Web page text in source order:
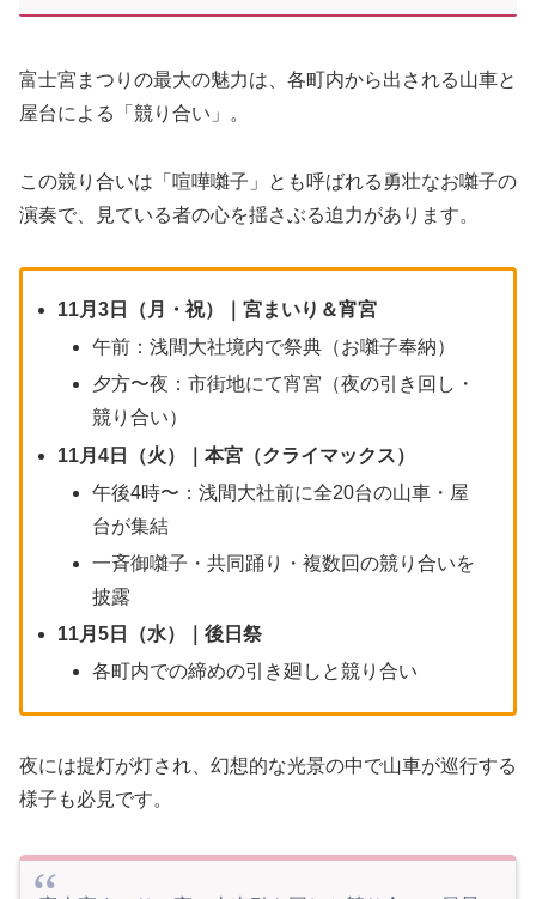
富士宮まつりの最大の魅力は、各町内から出される山車と
屋台による「競り合い」。
この競り合いは「喧嘩囃子」とも呼ばれる勇壮なお囃子の
演奏で、見ている者の心を揺さぶる迫力があります。
11月3日（月・祝）｜宮まいり＆宵宮
午前：浅間大社境内で祭典（お囃子奉納）
夕方〜夜：市街地にて宵宮（夜の引き回し・
競り合い）
11月4日（火）｜本宮（クライマックス）
午後4時〜：浅間大社前に全20台の山車・屋
台が集結
一斉御囃子・共同踊り・複数回の競り合いを
披露
11月5日（水）｜後日祭
各町内での締めの引き廻しと競り合い
夜には提灯が灯され、幻想的な光景の中で山車が巡行する
様子も必見です。